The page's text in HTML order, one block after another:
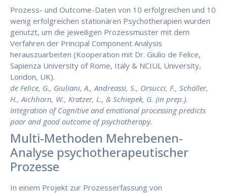
Prozess- und Outcome-Daten von 10 erfolgreichen und 10
wenig erfolgreichen stationären Psychotherapien wurden
genutzt, um die jeweiligen Prozessmuster mit dem
Verfahren der Principal Component Analysis
herauszuarbeiten (Kooperation mit Dr. Giulio de Felice,
Sapienza University of Rome, Italy & NCIUL University,
London, UK).
de Felice, G., Giuliani, A., Andreassi, S., Orsucci, F., Schöller,
H., Aichhorn, W., Kratzer, L., & Schiepek, G. (in prep.).
Integration of Cognitive and emotional processing predicts
poor and good outcome of psychotherapy.
Multi-Methoden Mehrebenen-
Analyse psychotherapeutischer
Prozesse
In einem Projekt zur Prozesserfassung von